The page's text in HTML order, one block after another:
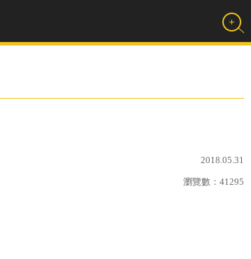
2018.05.31
瀏覽數： 41295